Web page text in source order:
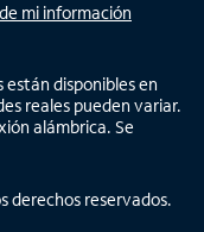
mi información
disponibles en
reales pueden variar.
alámbrica. Se
derechos reservados.